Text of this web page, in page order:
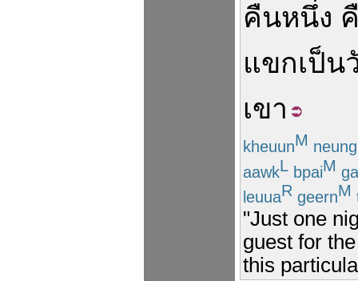
คืนหนึ่ง
แขกเป็น
เขา
kheuunM neung
aawkL bpaiM
leuuaR geernM
"Just one
guest for
this